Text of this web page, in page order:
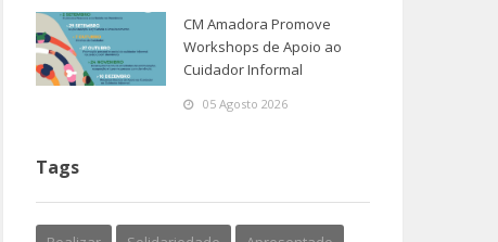
CM Amadora Promove
Workshops de Apoio ao
Cuidador Informal
05 Agosto 2026
Tags